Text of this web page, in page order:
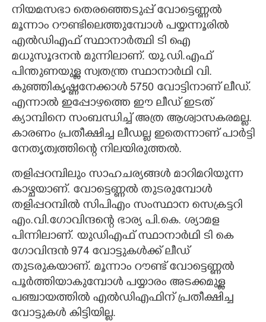
നിയമസഭാ തെരഞ്ഞെടുപ്പ് വോട്ടെണ്ണൽ
മൂന്നാം റൗണ്ടിലെത്തുമ്പോൾ പയ്യന്നൂരിൽ
എൽ​ഡിഎഫ് സ്ഥാനാർത്ഥി ടി ഐ
മധുസൂദനൻ മുന്നിലാണ്. യു.ഡി.എഫ്
പിന്തുണയുള്ള സ്വതന്ത്ര സ്ഥാനാർഥി വി.
കുഞ്ഞികൃഷ്ണനേക്കാൾ 5750 വോട്ടിനാണ് ലീഡ്.
എന്നാൽ ഇപ്പോഴത്തെ ഈ ലീഡ് ഇടത്
ക്യാമ്പിനെ സംബന്ധിച്ച് അത്ര ആശ്വാസകരമല്ല.
കാരണം പ്രതീക്ഷിച്ച ലീഡല്ല ഇതെന്നാണ് പാർട്ടി
നേതൃത്വത്തിന്റെ നിലയിരുത്തൽ.
തളിപ്പറമ്പിലും സാഹചര്യങ്ങൾ മാറിമറിയുന്ന
കാഴ്ചയാണ്. വോട്ടെണ്ണൽ തുടരുമ്പോൾ
തളിപ്പറമ്പിൽ സിപിഎം സംസ്ഥാന സെക്രട്ടറി
എം.വി.ഗോവിന്ദന്റെ ഭാര്യ പി.കെ. ശ്യാമള
പിന്നിലാണ്. യുഡിഎഫ് സ്ഥാനാർഥി ടി കെ ​
ഗോവിന്ദൻ 974 വോട്ടുകള്‍ക്ക് ലീഡ്
തുടരുകയാണ്. മൂന്നാം റൗണ്ട് വോട്ടെണ്ണല്‍
പൂര്‍ത്തിയാകുമ്പോള്‍ പയ്യാരം അടക്കമുള്ള
പഞ്ചായത്തില്‍ എല്‍ഡിഎഫിന് പ്രതീക്ഷിച്ച
വോട്ടുകള്‍ കിട്ടിയില്ല.